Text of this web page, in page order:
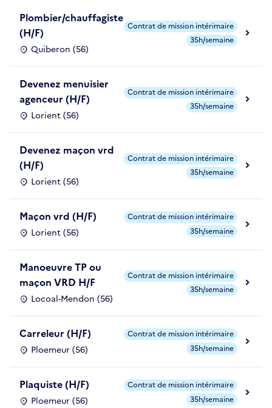
Plombier/chauffagiste
(H/F)
Quiberon (56)
Contrat de mission intérimaire
35h/semaine
Devenez menuisier
agenceur (H/F)
Lorient (56)
Contrat de mission intérimaire
35h/semaine
Devenez maçon vrd
(H/F)
Lorient (56)
Contrat de mission intérimaire
35h/semaine
Maçon vrd (H/F)
Lorient (56)
Contrat de mission intérimaire
35h/semaine
Manoeuvre TP ou
maçon VRD H/F
Locoal-Mendon (56)
Contrat de mission intérimaire
35h/semaine
Carreleur (H/F)
Ploemeur (56)
Contrat de mission intérimaire
35h/semaine
Plaquiste (H/F)
Ploemeur (56)
Contrat de mission intérimaire
35h/semaine